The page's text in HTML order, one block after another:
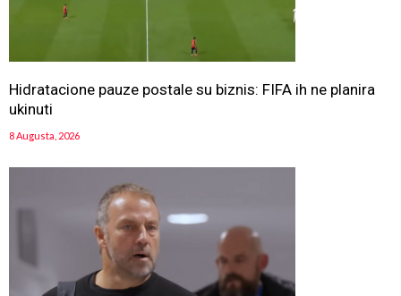
Hidratacione pauze postale su biznis: FIFA ih ne planira
ukinuti
8 Augusta, 2026